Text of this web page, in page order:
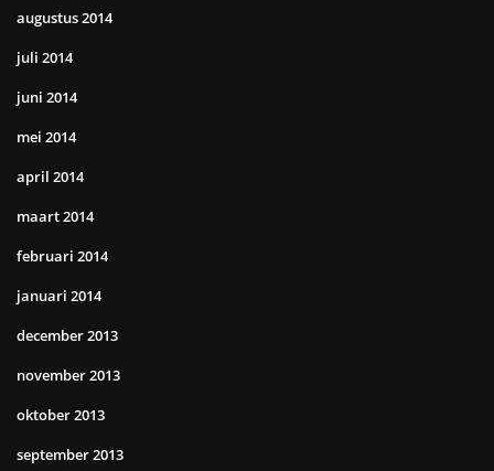
augustus 2014
juli 2014
juni 2014
mei 2014
april 2014
maart 2014
februari 2014
januari 2014
december 2013
november 2013
oktober 2013
september 2013